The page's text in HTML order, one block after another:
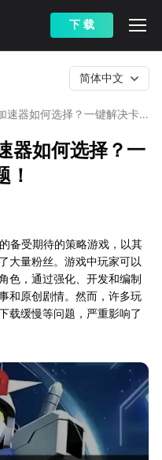
下 载
速器如何选择？一键解决卡
简体中文
器如何选择？一
！
备受期待的策略游戏，以其
大量粉丝。游戏中玩家可以
色，通过强化、开发和编制
和原创剧情。然而，许多玩
载缓慢等问题，严重影响了